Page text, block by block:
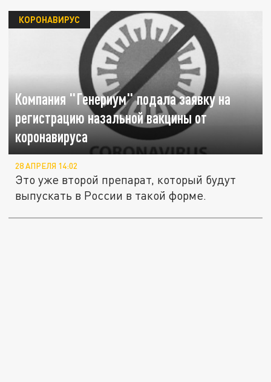
Компания "Генериум" подала заявку на
регистрацию назальной вакцины от
коронавируса
КОРОНАВИРУС
28 АПРЕЛЯ 14:02
Это уже второй препарат, который будут
выпускать в России в такой форме.